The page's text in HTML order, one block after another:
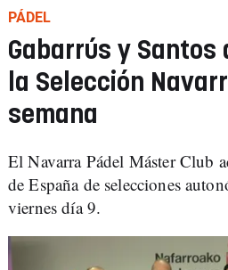
PÁDEL
Gabarrús y Santos
la Selección
semana
El Navarra Pádel Máster Club
de España de selecciones
viernes día 9.